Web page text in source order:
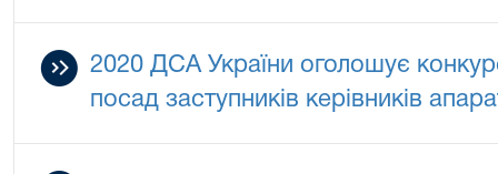
2020 ДСА України оголошує
посад заступників керівників